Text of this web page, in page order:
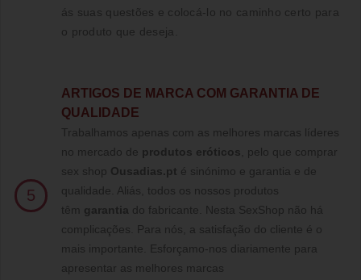
ás suas questões e colocá-lo no caminho certo para
o produto que deseja.
5
ARTIGOS DE MARCA COM GARANTIA DE
QUALIDADE
Trabalhamos apenas com as melhores marcas líderes
no mercado de produtos eróticos , pelo que comprar
sex shop Ousadias.pt é sinónimo e garantia e de
qualidade. Aliás, todos os nossos produtos
têm garantia do fabricante. Nesta SexShop não há
complicações. Para nós, a satisfação do cliente é o
mais importante. Esforçamo-nos diariamente para
apresentar as melhores marcas